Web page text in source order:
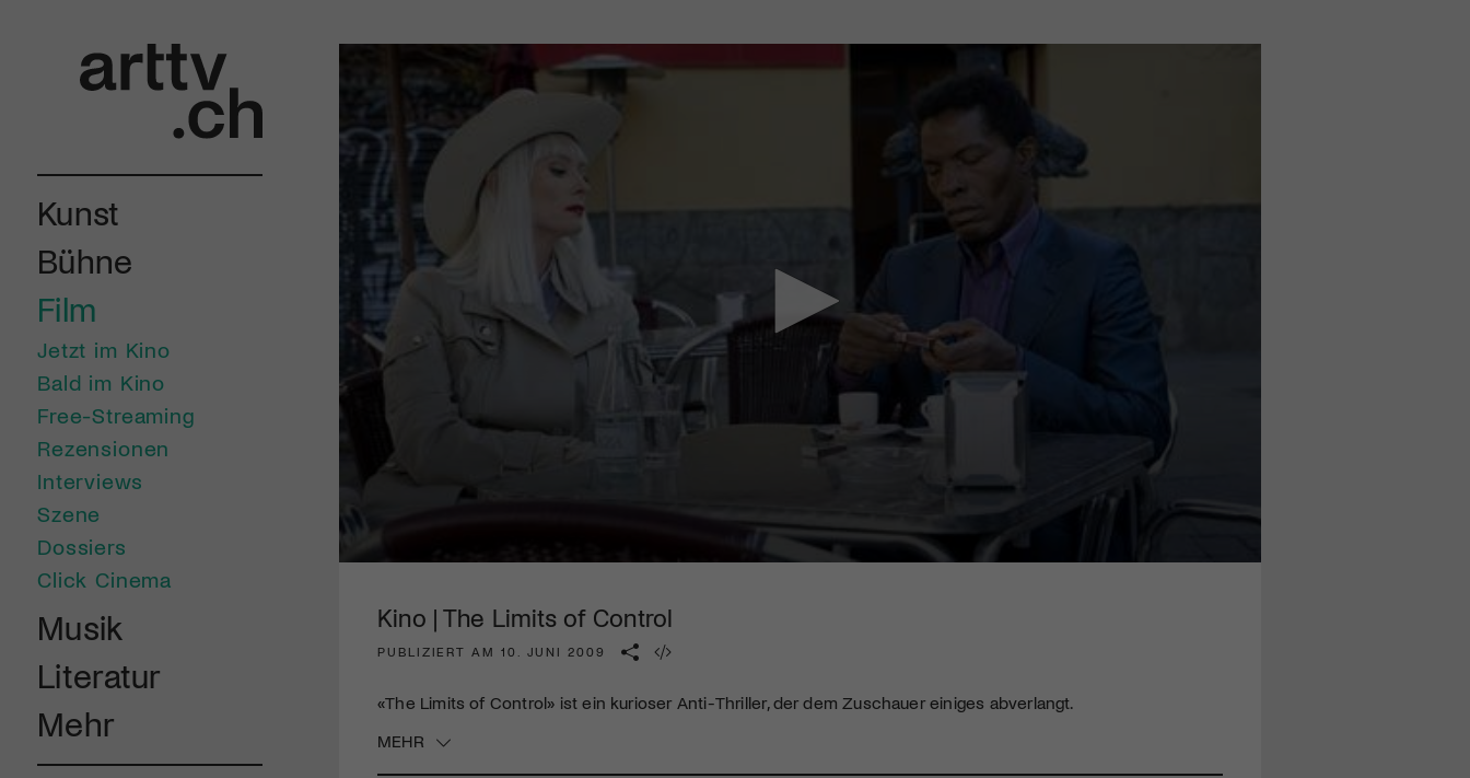
Kunst
Bühne
Film
Jetzt im Kino
Bald im Kino
Free-Streaming
Rezensionen
Interviews
Szene
Dossiers
Click Cinema
Musik
Literatur
Mehr
Kino | The Limits of Control
PUBLIZIERT AM 10. JUNI 2009
«The Limits of Control» ist ein kurioser Anti-Thriller, der dem Zuschauer einiges abverlangt.
MEHR
Mach mit: «Be Part of the Art»!
Engagiere dich als Kulturliebhaber:in, Kulturschaffende(r) oder
Mit deiner Mitgliedschaft erhältst du kostenlosen Zugang zu
diversen Kulturevents.
Jetzt Mitglied werden